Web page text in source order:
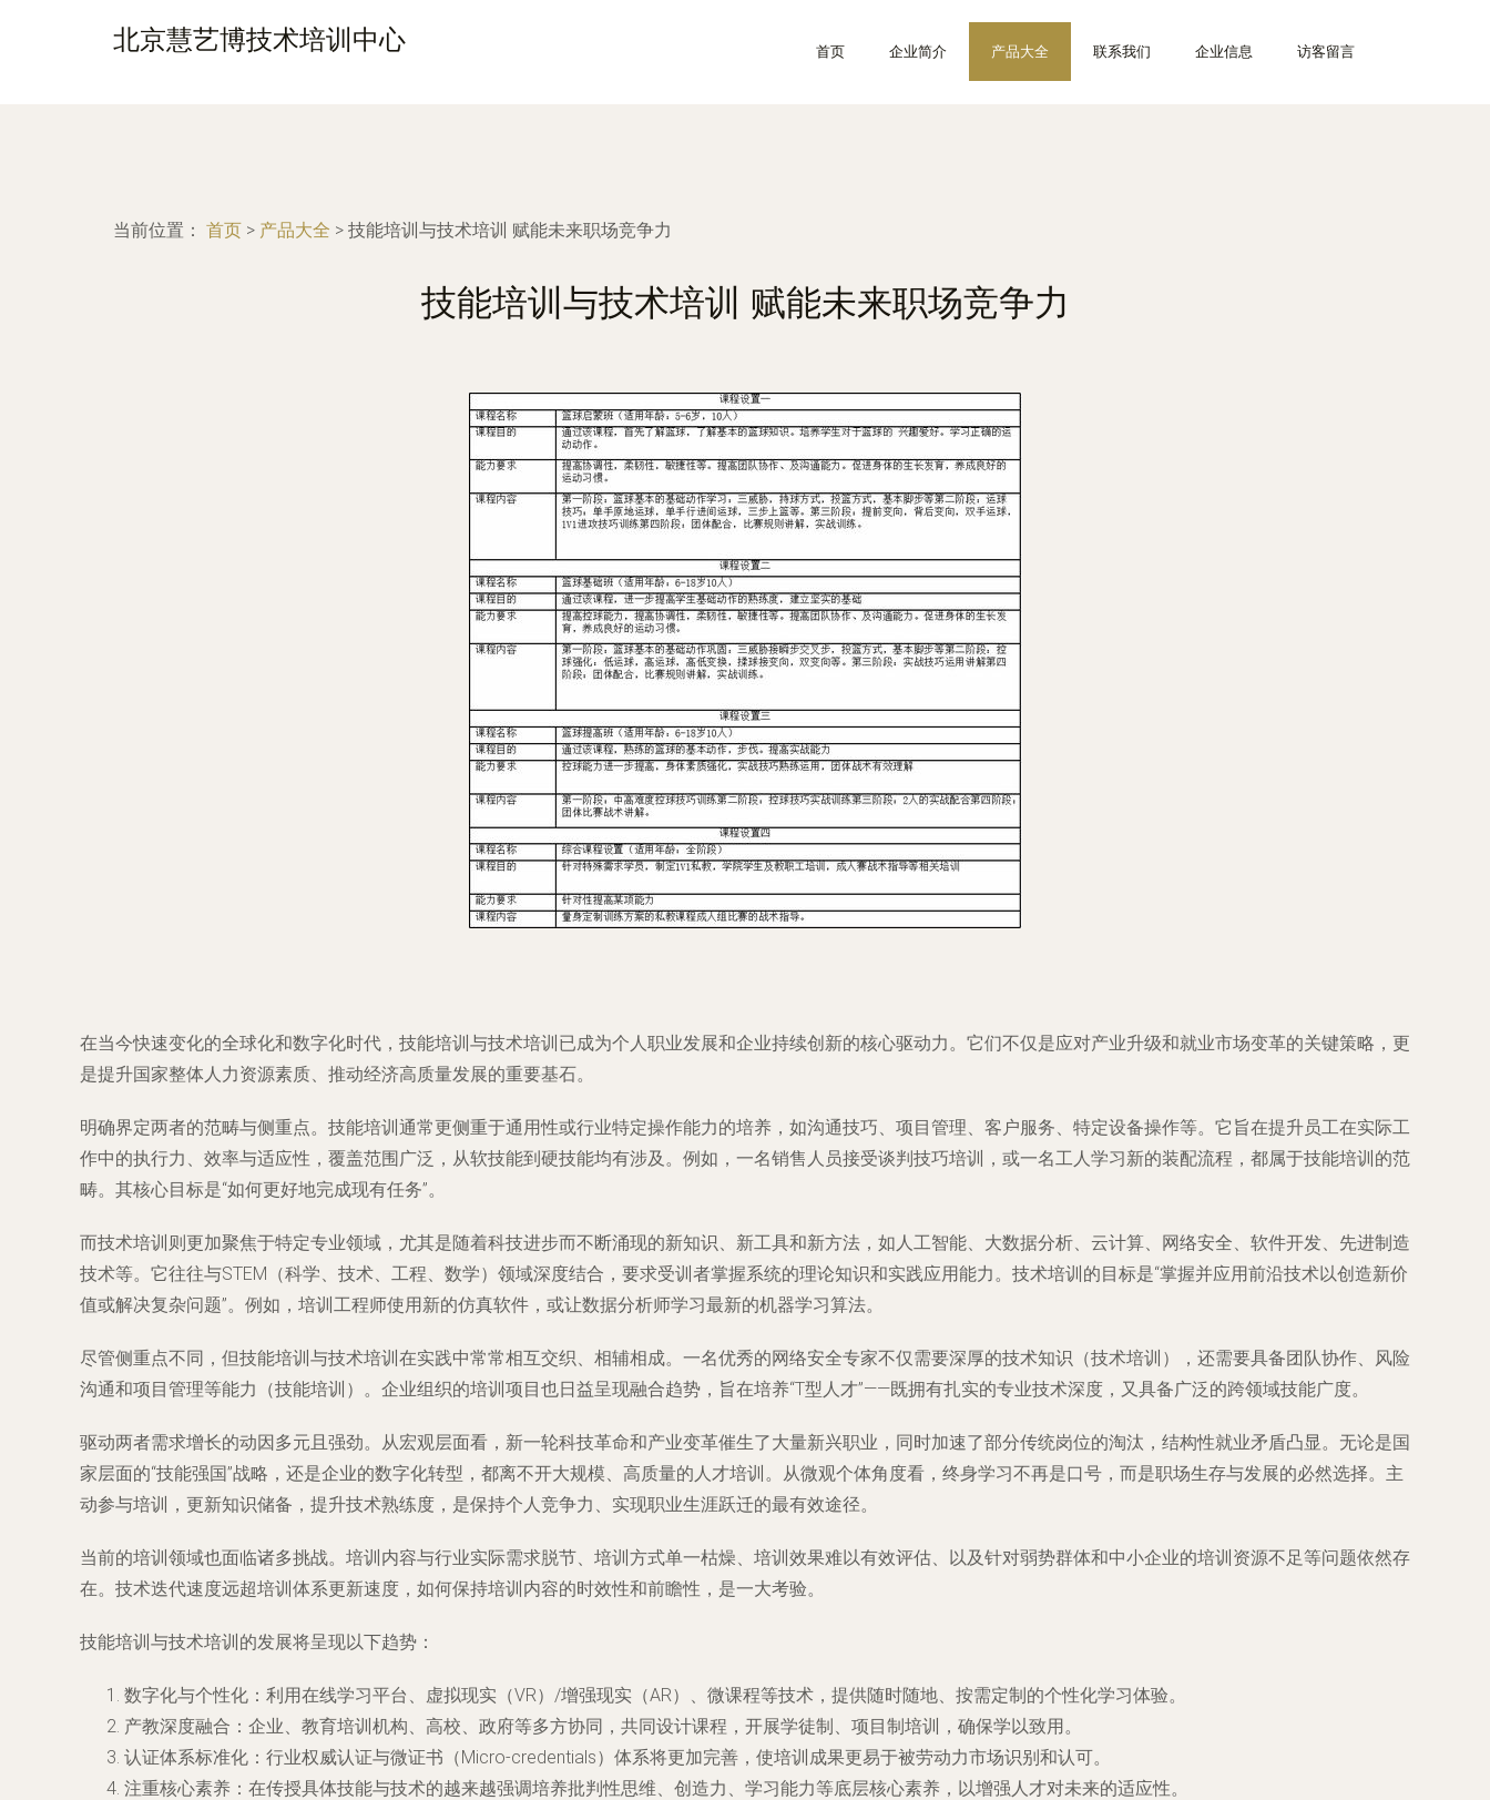
北京慧艺博技术培训中心 首页 企业简介 产品大全 联系我们 企业信息 访客留言
当前位置： 首页 > 产品大全 > 技能培训与技术培训 赋能未来职场竞争力
技能培训与技术培训 赋能未来职场竞争力
在当今快速变化的全球化和数字化时代，技能培训与技术培训已成为个人职业发展和企业持续创新的核心驱动力。它们不仅是应对产业升级和就业市场变革的关键策略，更
是提升国家整体人力资源素质、推动经济高质量发展的重要基石。
明确界定两者的范畴与侧重点。技能培训通常更侧重于通用性或行业特定操作能力的培养，如沟通技巧、项目管理、客户服务、特定设备操作等。它旨在提升员工在实际工
作中的执行力、效率与适应性，覆盖范围广泛，从软技能到硬技能均有涉及。例如，一名销售人员接受谈判技巧培训，或一名工人学习新的装配流程，都属于技能培训的范
畴。其核心目标是“如何更好地完成现有任务”。
而技术培训则更加聚焦于特定专业领域，尤其是随着科技进步而不断涌现的新知识、新工具和新方法，如人工智能、大数据分析、云计算、网络安全、软件开发、先进制造
技术等。它往往与STEM（科学、技术、工程、数学）领域深度结合，要求受训者掌握系统的理论知识和实践应用能力。技术培训的目标是“掌握并应用前沿技术以创造新价
值或解决复杂问题”。例如，培训工程师使用新的仿真软件，或让数据分析师学习最新的机器学习算法。
尽管侧重点不同，但技能培训与技术培训在实践中常常相互交织、相辅相成。一名优秀的网络安全专家不仅需要深厚的技术知识（技术培训），还需要具备团队协作、风险
沟通和项目管理等能力（技能培训）。企业组织的培训项目也日益呈现融合趋势，旨在培养“T型人才”——既拥有扎实的专业技术深度，又具备广泛的跨领域技能广度。
驱动两者需求增长的动因多元且强劲。从宏观层面看，新一轮科技革命和产业变革催生了大量新兴职业，同时加速了部分传统岗位的淘汰，结构性就业矛盾凸显。无论是国
家层面的“技能强国”战略，还是企业的数字化转型，都离不开大规模、高质量的人才培训。从微观个体角度看，终身学习不再是口号，而是职场生存与发展的必然选择。主
动参与培训，更新知识储备，提升技术熟练度，是保持个人竞争力、实现职业生涯跃迁的最有效途径。
当前的培训领域也面临诸多挑战。培训内容与行业实际需求脱节、培训方式单一枯燥、培训效果难以有效评估、以及针对弱势群体和中小企业的培训资源不足等问题依然存
在。技术迭代速度远超培训体系更新速度，如何保持培训内容的时效性和前瞻性，是一大考验。
技能培训与技术培训的发展将呈现以下趋势：
数字化与个性化：利用在线学习平台、虚拟现实（VR）/增强现实（AR）、微课程等技术，提供随时随地、按需定制的个性化学习体验。
产教深度融合：企业、教育培训机构、高校、政府等多方协同，共同设计课程，开展学徒制、项目制培训，确保学以致用。
认证体系标准化：行业权威认证与微证书（Micro-credentials）体系将更加完善，使培训成果更易于被劳动力市场识别和认可。
注重核心素养：在传授具体技能与技术的越来越强调培养批判性思维、创造力、学习能力等底层核心素养，以增强人才对未来的适应性。